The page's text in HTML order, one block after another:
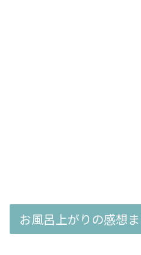
お風呂上がりの感想